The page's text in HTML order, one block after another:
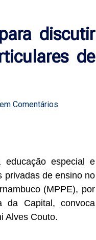
discutir
de
Comentários
especial e
privadas de ensino no
(MPPE), por
da Capital, convoca
Alves Couto.